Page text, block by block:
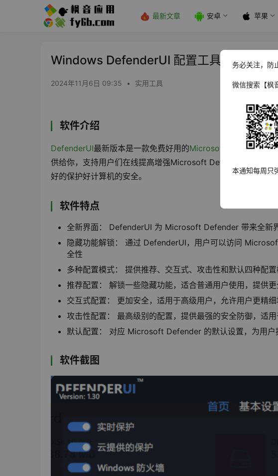
最新文章 安卓 苹果
Windows DefenderUI 配置工具_v1.30
2024年11月6日 09:35 • 实用工具
软件介绍
DefenderUI最新版本是一款免费好用的Microsoft Defender配置
供给你，支持用户们在线提高增强Microsoft Defender的可用
好的保护好计算机的安全。
软件特点
全新界面： DefenderUI 为 Microsoft Defender 带来全新
隐藏功能解锁： 通过 DefenderUI，用户可以访问
全性
多种配置模式： 提供推荐、交互式、攻击性和默认四种配
推荐配置： 解锁一些隐藏功能，适合普通用户使用，提供
交互式配置： 更加安全，适用于高级用户，允许用户更精
攻击性配置： 最高级别的配置，提供最强的安全防御，适
默认配置： 对应 Microsoft Defender 的默认设置，为用户
软件截图
务必关注，防
微信搜索【枫
本通知每周只